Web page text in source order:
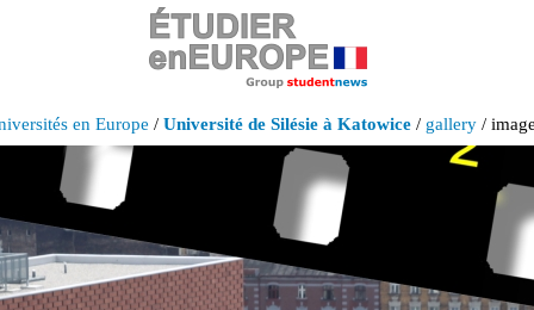
en Europe / Université de Silésie à Katowice/ gallery/